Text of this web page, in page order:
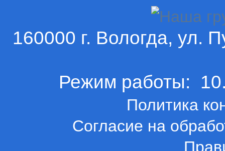
160000 г. Вологда, ул.
Режим работы:
Политика
Согласие на